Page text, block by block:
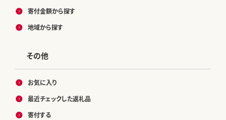
寄付金額から探す
地域から探す
その他
お気に入り
最近チェックした返礼品
寄付する